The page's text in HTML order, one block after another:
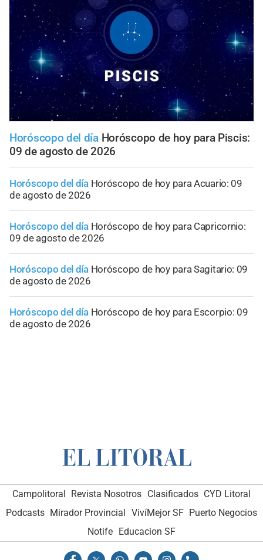
Horóscopo del día Horóscopo de hoy para Piscis:
09 de agosto de 2026
Horóscopo del día Horóscopo de hoy para Acuario: 09
de agosto de 2026
Horóscopo del día Horóscopo de hoy para Capricornio:
09 de agosto de 2026
Horóscopo del día Horóscopo de hoy para Sagitario: 09
de agosto de 2026
Horóscopo del día Horóscopo de hoy para Escorpio: 09
de agosto de 2026
Campolitoral Revista Nosotros Clasificados CYD Litoral
Podcasts Mirador Provincial VivíMejor SF Puerto Negocios
Notife Educacion SF